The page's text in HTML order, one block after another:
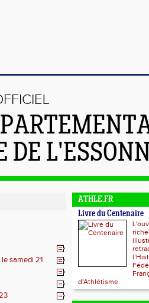
samedi 21
ATHLE.FR
Livre du Centenaire
d'Athlétisme.